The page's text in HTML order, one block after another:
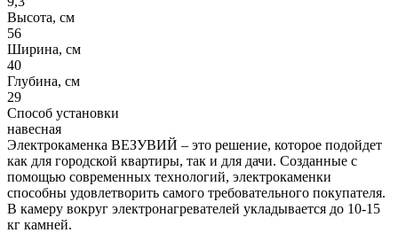
Высота, см
56
Ширина, см
40
Глубина, см
29
Способ установки
навесная
Электрокаменка ВЕЗУВИЙ – это решение, которое подойдет
как для городской квартиры, так и для дачи. Созданные с
помощью современных технологий, электрокаменки
способны удовлетворить самого требовательного покупателя.
В камеру вокруг электронагревателей укладывается до 10-15
кг камней.